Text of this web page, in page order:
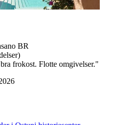
BR
frokost. Flotte omgivelser."